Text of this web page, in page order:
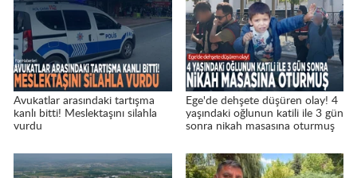
Avukatlar arasındaki tartışma
kanlı bitti! Meslektaşını silahla
vurdu
Ege'de dehşete düşüren olay! 4
yaşındaki oğlunun katili ile 3 gün
sonra nikah masasına oturmuş